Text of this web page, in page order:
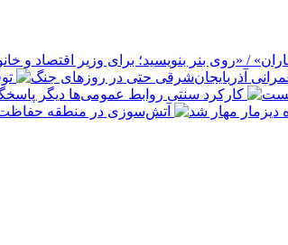
کارکرد سنتی روابط عمومی‌ها دیگر
آتش‌سوزی در منطقه